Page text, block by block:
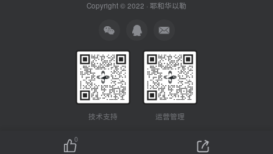
Copyright © 2022 · 耶和华以勒
技术支持 运营管理
0